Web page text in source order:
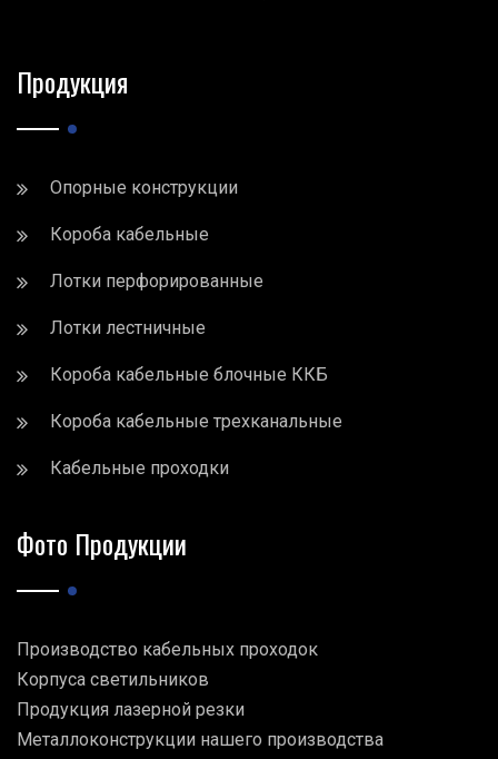
Продукция
Опорные конструкции
Короба кабельные
Лотки перфорированные
Лотки лестничные
Короба кабельные блочные ККБ
Короба кабельные трехканальные
Кабельные проходки
Фото Продукции
Производство кабельных проходок
Корпуса светильников
Продукция лазерной резки
Металлоконструкции нашего производства